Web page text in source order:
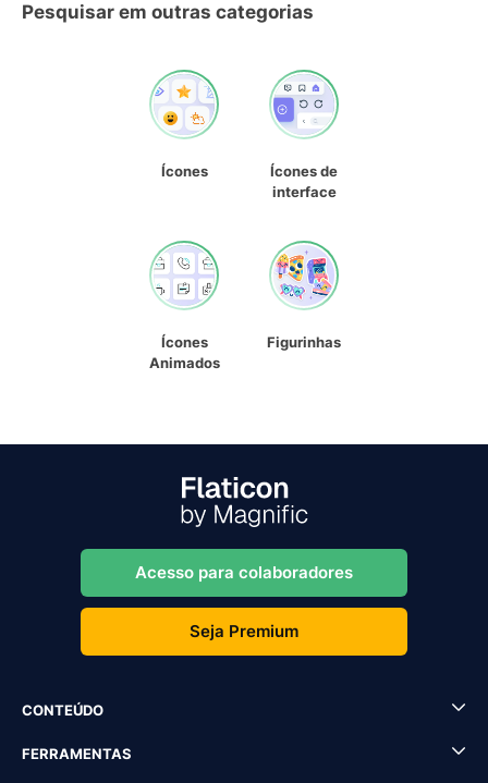
Pesquisar em outras categorias
Ícones
Ícones de
interface
Ícones
Animados
Figurinhas
Acesso para colaboradores
Seja Premium
CONTEÚDO
FERRAMENTAS